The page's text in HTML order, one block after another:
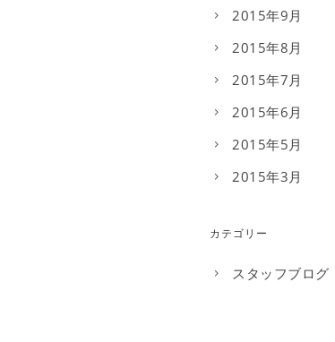
2015年9月
2015年8月
2015年7月
2015年6月
2015年5月
2015年3月
カテゴリー
スタッフブログ